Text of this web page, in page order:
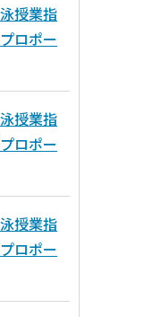
授業指
ロポー
授業指
ロポー
授業指
ロポー